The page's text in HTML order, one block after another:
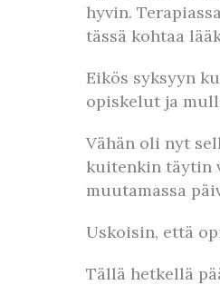
hyvin.
tässä kohtaa
Eikös syksyyn
opiskelut ja
Vähän oli nyt
kuitenkin täytin
muutamassa
Uskoisin, että
Tällä hetkellä